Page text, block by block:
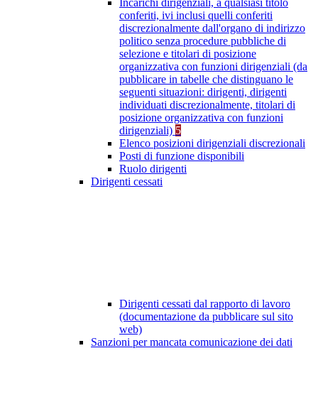
Incarichi dirigenziali, a qualsiasi titolo
conferiti, ivi inclusi quelli conferiti
discrezionalmente dall'organo di indirizzo
politico senza procedure pubbliche di
selezione e titolari di posizione
organizzativa con funzioni dirigenziali (da
pubblicare in tabelle che distinguano le
seguenti situazioni: dirigenti, dirigenti
individuati discrezionalmente, titolari di
posizione organizzativa con funzioni
dirigenziali) 5
Elenco posizioni dirigenziali discrezionali
Posti di funzione disponibili
Ruolo dirigenti
Dirigenti cessati
Dirigenti cessati dal rapporto di lavoro
(documentazione da pubblicare sul sito
web)
Sanzioni per mancata comunicazione dei dati